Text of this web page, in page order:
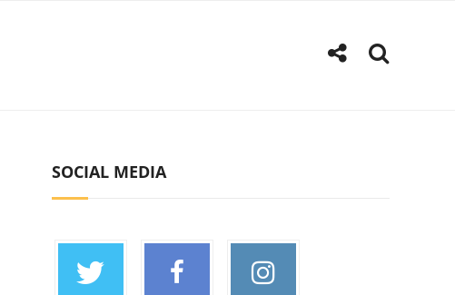
SOCIAL MEDIA